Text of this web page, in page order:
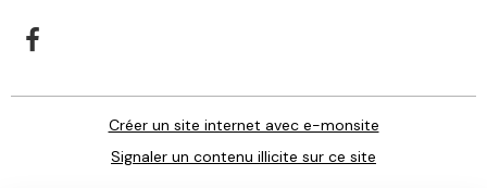
Créer un site internet avec e-monsite
Signaler un contenu illicite sur ce site